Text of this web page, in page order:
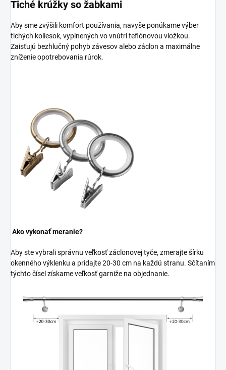
Tiché krúžky so žabkami
Aby sme zvýšili komfort používania, navyše ponúkame výber
tichých koliesok, vyplnených vo vnútri teflónovou vložkou.
Zaisťujú bezhlučný pohyb závesov alebo záclon a maximálne
zníženie opotrebovania rúrok.
Ako vykonať meranie?
Aby ste vybrali správnu veľkosť záclonovej tyče, zmerajte šírku
okenného výklenku a pridajte 20-30 cm na každú stranu. Sčítaním
týchto čísel získame veľkosť garniže na objednanie.